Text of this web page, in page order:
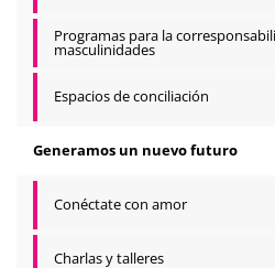
Programas para la
masculinidades
Espacios de conciliación
Generamos un nuevo futuro
Conéctate con amor
Charlas y talleres